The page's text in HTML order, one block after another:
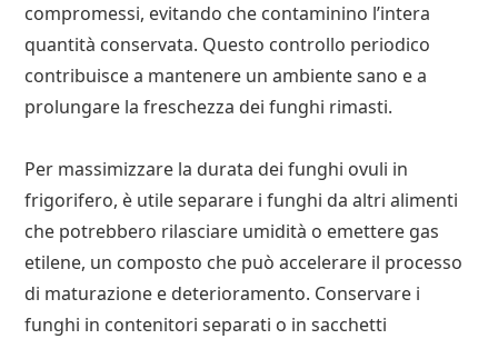
compromessi, evitando che contaminino l’intera
quantità conservata. Questo controllo periodico
contribuisce a mantenere un ambiente sano e a
prolungare la freschezza dei funghi rimasti.
Per massimizzare la durata dei funghi ovuli in
frigorifero, è utile separare i funghi da altri alimenti
che potrebbero rilasciare umidità o emettere gas
etilene, un composto che può accelerare il processo
di maturazione e deterioramento. Conservare i
funghi in contenitori separati o in sacchetti